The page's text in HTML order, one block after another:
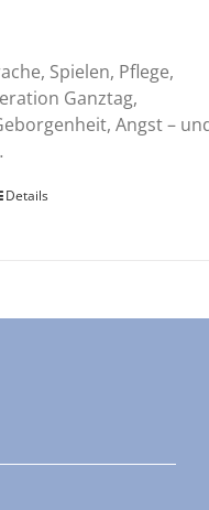
Spielen, Pflege,
Ganztag,
Angst –
Details